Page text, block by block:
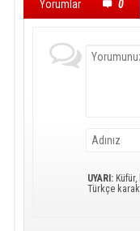
Yorumlar 0
UYARI:
Türkçe